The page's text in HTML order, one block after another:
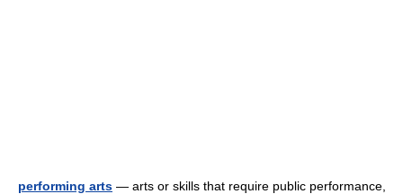
performing arts — arts or skills that require public performance,